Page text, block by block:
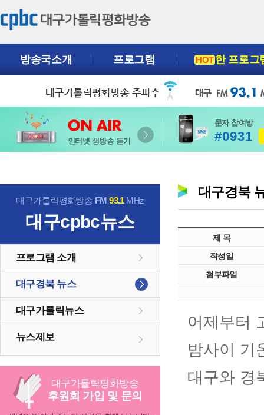
방송국소개 프로그램 HOT한 프로그
인터넷 생방송 듣기
문자 참여방
#0931
대구가톨릭평화방송 FM93.1MHz
대구cpbc뉴스
프로그램 소개
대구경북 뉴스
대구가톨릭뉴스
뉴스제보
대구가톨릭평화방송
후원회 가입 및 문의
대구경북
제 목
작성일
첨부파일
어제부터
밤사이 기
대구와 경